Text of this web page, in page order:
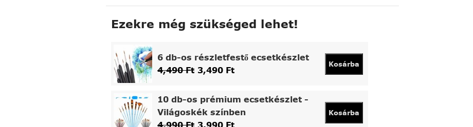
Ezekre még szükséged lehet!
6 db-os részletfestő ecsetkészlet
4,490Ft 3,490 Ft
Kosárba
10 db-os prémium ecsetkészlet -
Világoskék színben
Kosárba